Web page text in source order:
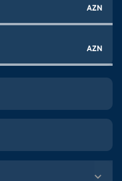
AZN
AZN